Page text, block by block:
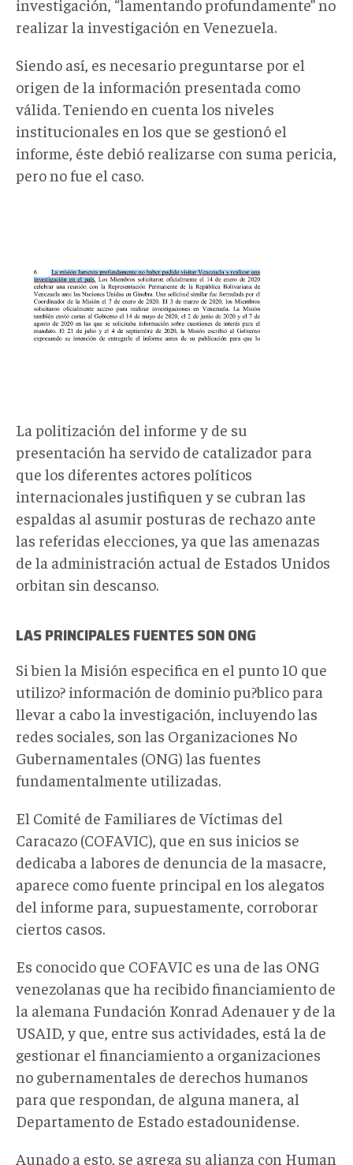
investigación, “lamentando profundamente” no
realizar la investigación en Venezuela.
Siendo así, es necesario preguntarse por el
origen de la información presentada como
válida. Teniendo en cuenta los niveles
institucionales en los que se gestionó el
informe, éste debió realizarse con suma pericia,
pero no fue el caso.
La politización del informe y de su
presentación ha servido de catalizador para
que los diferentes actores políticos
internacionales justifiquen y se cubran las
espaldas al asumir posturas de rechazo ante
las referidas elecciones, ya que las amenazas
de la administración actual de Estados Unidos
orbitan sin descanso.
LAS PRINCIPALES FUENTES SON ONG
Si bien la Misión especifica en el punto 10 que
utilizo? información de dominio pu?blico para
llevar a cabo la investigación, incluyendo las
redes sociales, son las Organizaciones No
Gubernamentales (ONG) las fuentes
fundamentalmente utilizadas.
El Comité de Familiares de Víctimas del
Caracazo (COFAVIC), que en sus inicios se
dedicaba a labores de denuncia de la masacre,
aparece como fuente principal en los alegatos
del informe para, supuestamente, corroborar
ciertos casos.
Es conocido que COFAVIC es una de las ONG
venezolanas que ha recibido financiamiento de
la alemana Fundación Konrad Adenauer y de la
USAID, y que, entre sus actividades, está la de
gestionar el financiamiento a organizaciones
no gubernamentales de derechos humanos
para que respondan, de alguna manera, al
Departamento de Estado estadounidense.
Aunado a esto, se agrega su alianza con Human